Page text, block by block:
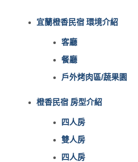
宜蘭橙香民宿 環境介紹
客廳
餐廳
戶外烤肉區/蔬果園
橙香民宿 房型介紹
四人房
雙人房
四人房